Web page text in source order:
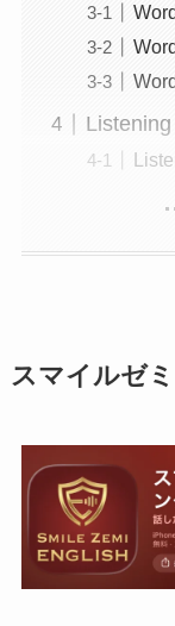
スマイルゼ